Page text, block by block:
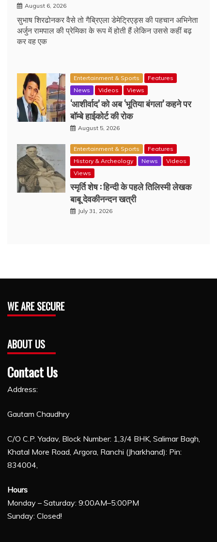
August 6, 2026
सुभाष शिरढोनकर वैसे तो गैब्रिएला डेमेट्रिएड्स की पहचान अभिनेता
अर्जुन रामपाल की प्रेमिका के रूप में होती हैं लेकिन उससे कहीं बढ़
कर वह एक
Entertainment & Sports
Features
News
Videos Views
‘आशीर्वाद’ को अब ‘भूतिया बंगला’ कहने पर
बॉम्बे हाईकोर्ट की रोक
August 5, 2026
Entertainment & Sports
Features
History & Archeology
News
Videos
Views
स्मृर्ति शेष : हिन्दी के पहले तिलिस्मी लेखक
बाबू देवकीनन्दन खत्री
July 31, 2026
WE ARE SECURE
ABOUT US
Contact Us
Address:
Gautam Chaudhry
C/O C.P. Yadav, Block Number: 1,3/4 BHK, Salimar Bagh,
Khatal More Road, Argora, Ranchi (Jharkhand): Pin:
834004,
Hours
Monday – Saturday: 9:00AM–5:00PM
Sunday: Closed!